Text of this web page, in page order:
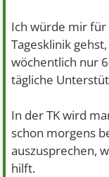
Ich würde mir für
Tagesklinik
wöchentlich nur
tägliche
In der TK wird
schon morgens
auszusprechen,
hilft.